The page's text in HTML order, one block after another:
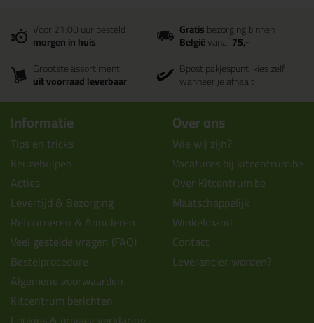
Voor 21:00 uur besteld
morgen in huis
Gratisbezorging binnen
Belgiëvanaf75,-
Grootste assortiment
uit voorraad leverbaar
Bpost pakjespunt: kies zelf
wanneer je afhaalt
Informatie
Tips en tricks
Keuzehulpen
Acties
Levertijd & Bezorging
Retourneren & Annuleren
Veel gestelde vragen (FAQ)
Bestelprocedure
Algemene voorwaarden
Kitcentrum berichten
Over ons
Wie wij zijn?
Vacatures bij kitcentrum.be
Over Kitcentrum.be
Maatschappelijk
Winkelmand
Contact
Leverancier worden?